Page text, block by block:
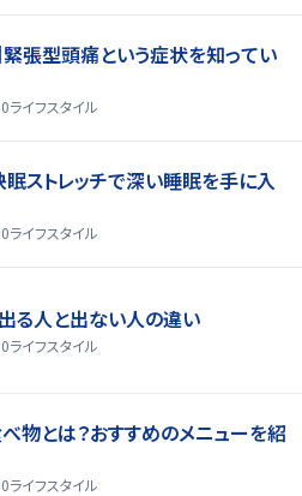
緊張型頭痛という症状を知ってい
ライフスタイル
眠ストレッチで深い睡眠を手に入
ライフスタイル
る人と出ない人の違い
ライフスタイル
物とは？おすすめのメニューを紹
ライフスタイル